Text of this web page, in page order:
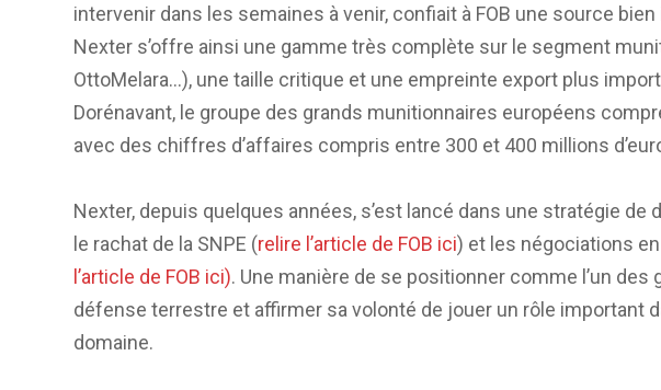
intervenir dans les semaines à venir, confiait à FOB une source
Nexter s’offre ainsi une gamme très complète sur le segment
OttoMelara…), une taille critique et une empreinte export plus
Dorénavant, le groupe des grands munitionnaires européens
avec des chiffres d’affaires compris entre 300 et 400 millions
Nexter, depuis quelques années, s’est lancé dans une stratégie de
le rachat de la SNPE (relire l’article de FOB ici) et les négociations
l’article de FOB ici). Une manière de se positionner comme l’un des
défense terrestre et affirmer sa volonté de jouer un rôle important
domaine.